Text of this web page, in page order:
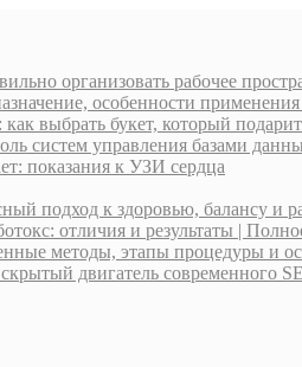
организовать рабочее
особенности
выбрать букет, который
систем управления базами
показания к УЗИ сердца
подход к здоровью, балансу и
отличия и результаты |
методы, этапы процедуры и
двигатель современного